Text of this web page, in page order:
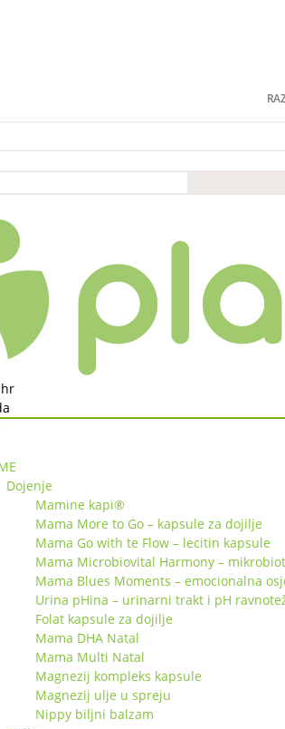
Dojenje
Mamine kapi®
Mama More to Go – kapsule za dojilje
Mama Go with te Flow – lecitin kapsule
Mama Microbiovital Harmony –
Mama Blues Moments – emocionalna
Urina pHina – urinarni trakt i pH
Folat kapsule za dojilje
Mama DHA Natal
Mama Multi Natal
Magnezij kompleks kapsule
Magnezij ulje u spreju
Nippy biljni balzam